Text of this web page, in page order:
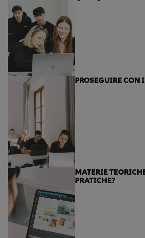
PROSEGUIRE CON
MATERIE
PRATICHE?